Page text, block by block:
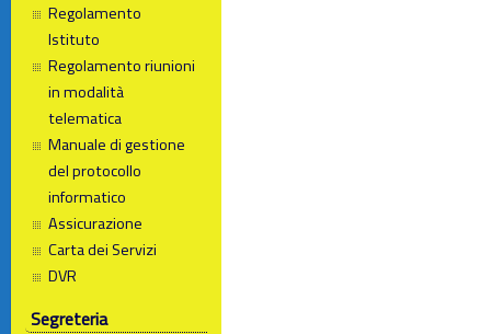
Regolamento
Istituto
Regolamento riunioni
in modalità
telematica
Manuale di gestione
del protocollo
informatico
Assicurazione
Carta dei Servizi
DVR
Segreteria